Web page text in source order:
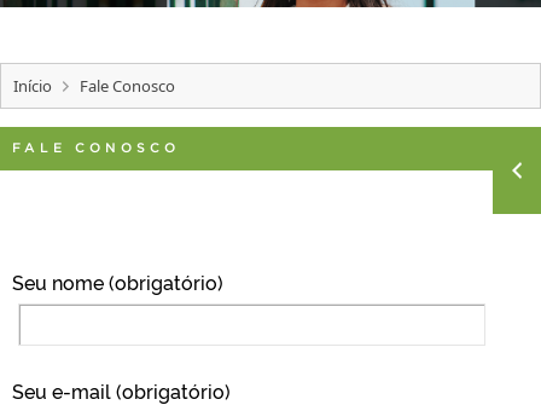
INTERNACIONAL
PORTARIAS
Início Fale Conosco
FALE CONOSCO
Seu nome (obrigatório)
Seu e-mail (obrigatório)